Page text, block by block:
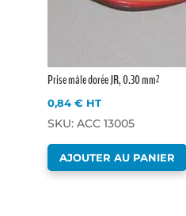
Prise mâle dorée JR, 0.30 mm²
0,84 € HT
SKU: ACC 13005
AJOUTER AU PANIER